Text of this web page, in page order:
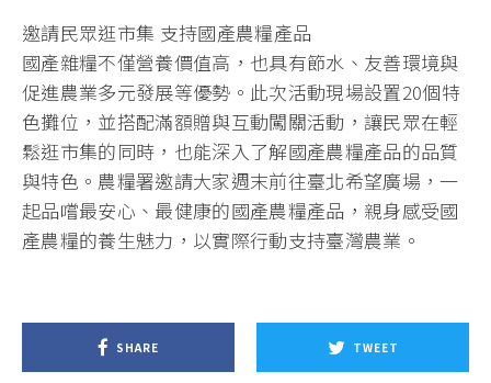
邀請民眾逛市集 支持國產農糧產品
國產雜糧不僅營養價值高，也具有節水、友善環境與
促進農業多元發展等優勢。此次活動現場設置20個特
色攤位，並搭配滿額贈與互動闖關活動，讓民眾在輕
鬆逛市集的同時，也能深入了解國產農糧產品的品質
與特色。農糧署邀請大家週末前往臺北希望廣場，一
起品嚐最安心、最健康的國產農糧產品，親身感受國
產農糧的養生魅力，以實際行動支持臺灣農業。
SHARE TWEET